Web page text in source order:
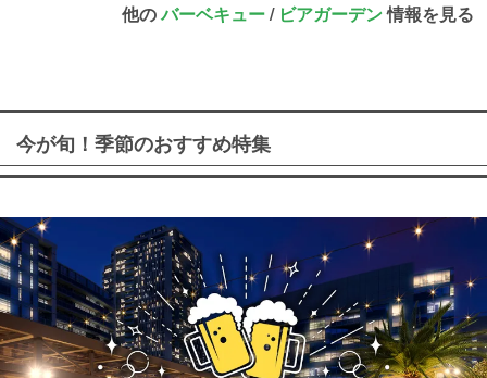
他のバーベキュー/ ビアガーデン情報を見る
今が旬！季節のおすすめ特集